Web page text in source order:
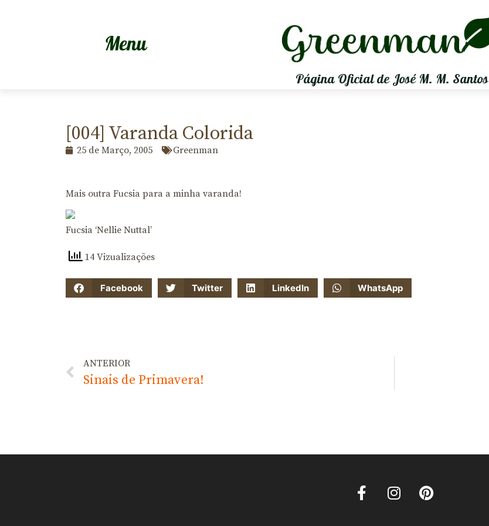
Página Oficial de José M. M. Santos
[004] Varanda Colorida
25 de Março, 2005 Greenman
Mais outra Fucsia para a minha varanda!
Fucsia ‘Nellie Nuttal’
14 Vizualizações
Facebook Twitter LinkedIn WhatsApp
ANTERIOR
Sinais de Primavera!